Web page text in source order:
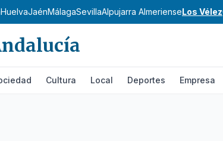
HuelvaJaénMálagaSevillaAlpujarra AlmerienseLos Vélez
Cultura Local Deportes Empresa